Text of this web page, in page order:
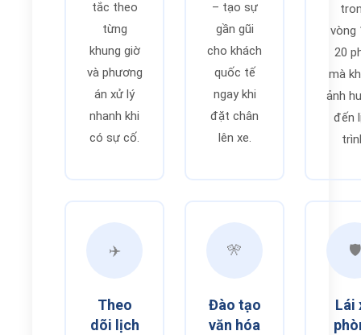
tắc theo
từng
khung giờ
và phương
án xử lý
nhanh khi
có sự cố.
– tạo sự
gần gũi
cho khách
quốc tế
ngay khi
đặt chân
lên xe.
vòng
20
mà
ảnh
đến
✈️
Theo
dõi lịch
🎌
Đào tạo
văn hóa
🛡️
Lái